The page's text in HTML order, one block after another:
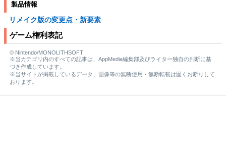
製品情報
リメイク版の変更点・新要素
ゲーム権利表記
© Nintendo/MONOLITHSOFT
※当カテゴリ内のすべての記事は、AppMedia編集部及びライター独自の判断に基
づき作成しています。
※当サイトが掲載しているデータ、画像等の無断使用・無断転載は固くお断りして
おります。